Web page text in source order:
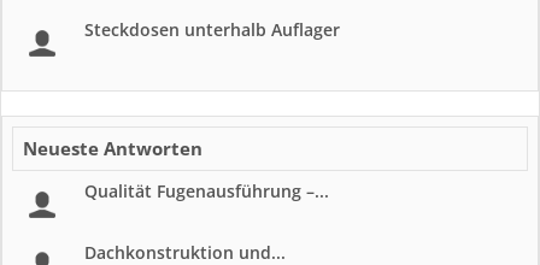
Steckdosen unterhalb Auflager
Neueste Antworten
Qualität Fugenausführung –...
Dachkonstruktion und...